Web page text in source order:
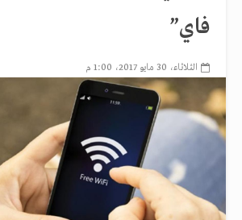
فاي”
الثلاثاء، 30 مايو 2017، 1:00 م